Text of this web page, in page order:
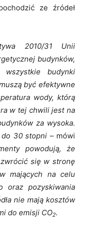
ze źródeł
2010/31 Unii
budynków,
budynki
być efektywne
wody, którą
w tej chwili jest na
za wysoka.
30 stopni –mówi
powodują, że
się w stronę
mających na celu
oraz pozyskiwania
nie mają kosztów
do emisji CO2.